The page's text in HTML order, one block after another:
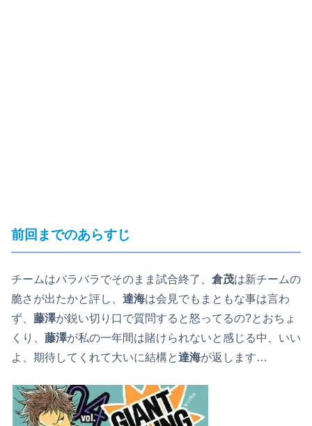
前回までのあらすじ
チームはバラバラでそのまま試合終了、 倉茂は新チームの
脆さが出たかと評し、 達海は会見でもまともな事は言わ
ず、 藤澤が鋭い切り口で質問すると怒ってるの?とおちょ
くり、 藤澤が私の一年間は賭けられないと感じる中、いい
よ、期待してくれて大いに結構と達海が返します…